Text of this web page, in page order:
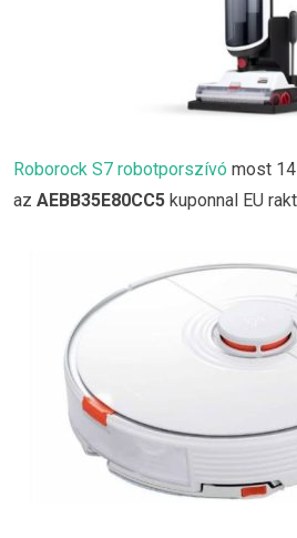
Roborock S7 robotporszívó most
az AEBB35E80CC5 kuponnal EU